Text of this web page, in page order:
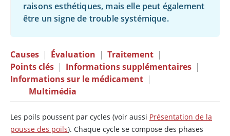
raisons esthétiques, mais elle peut également
être un signe de trouble systémique.
Causes | Évaluation | Traitement |
Points clés | Informations supplémentaires |
Informations sur le médicament |
Multimédia
Les poils poussent par cycles (voir aussi Présentation de la
pousse des poils). Chaque cycle se compose des phases